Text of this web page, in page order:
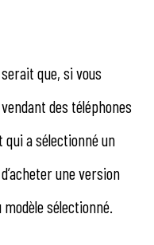
que, si vous
des téléphones
a sélectionné un
une version
sélectionné.